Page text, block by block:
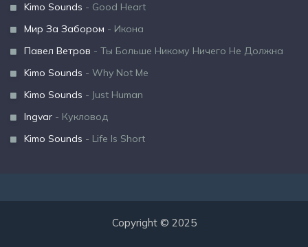
Kimo Sounds - Good Heart
Мир За Забором - Икона
Павел Ветров - Ты Больше Никому Ничего Не Должна
Kimo Sounds - Why Not Me
Kimo Sounds - Just Human
Ingvar - Кукловод
Kimo Sounds - Life Is Short
Copyright © 2025